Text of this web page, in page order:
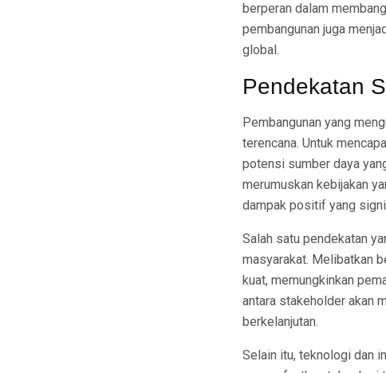
berperan dalam
pembangunan juga
global.
Pendekatan
Pembangunan yang
terencana. Untuk
potensi sumber daya
merumuskan kebijakan
dampak positif yang
Salah satu pendekatan
masyarakat. Melibatkan
kuat, memungkinkan
antara stakeholder akan
berkelanjutan.
Selain itu, teknologi dan